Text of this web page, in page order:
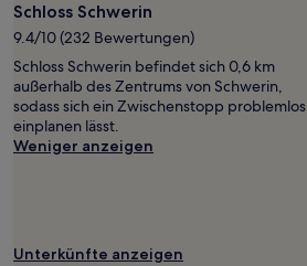
2 Erwachsenen
gefunden
wurde.
Preise
und
Verfügbarkeiten
können
sich
Bedingungen
Schloss Schwerin
9.4/10 (232 Bewertungen)
Schloss Schwerin befindet sich 0,6 km
außerhalb des Zentrums von Schwerin,
sodass sich ein Zwischenstopp problemlos
einplanen lässt.
Weniger anzeigen
Unterkünfte anzeigen